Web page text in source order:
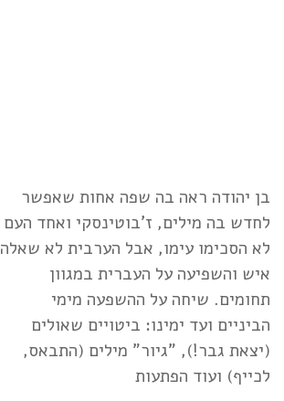
בן יהודה ראה בה שפה אחות שאפשר
לחדש בה מילים, ז'בוטינסקי ואחד העם
לא הסכימו עימו, אבל הערבית לא שאלה
איש והשפיעה על העברית במגוון
תחומים. שיחה על ההשפעה מימי
הביניים ועד ימינו: ביטויים שאולים
(יצאת גבר!), "גיור" מילים (התבאס,
לכייף) ועוד הפתעות